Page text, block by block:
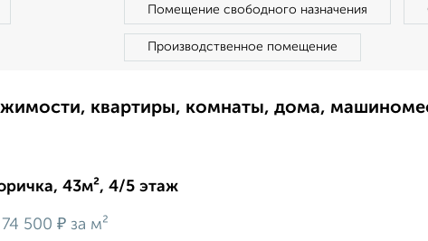
Помещение свободного назначения
Производственное помещение
квартиры, комнаты, дома,
43м², 4/5 этаж
74 500 ₽ за м²